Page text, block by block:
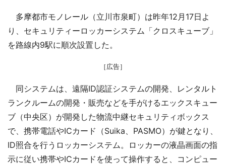
多摩都市モノレール（立川市泉町）は昨年12月17日よ
り、セキュリティーロッカーシステム「クロスキューブ」
を路線内9駅に順次設置した。
［広告］
同システムは、遠隔ID認証システムの開発、レンタルト
ランクルームの開発・販売などを手がけるエックスキュー
ブ（中央区）が開発した物流中継セキュリティボックス
で、携帯電話やICカード（Suika、PASMO）が鍵となり、
ID照合を行うロッカーシステム。ロッカーの液晶画面の指
示に従い携帯やICカードを使って操作すると、コンピュー